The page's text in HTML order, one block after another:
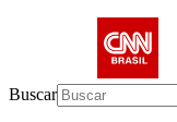
Buscar